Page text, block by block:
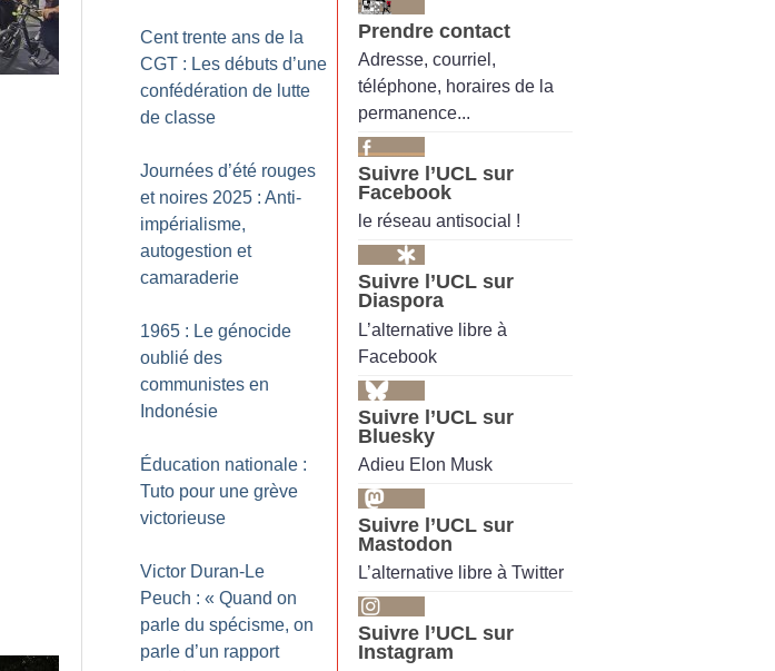
Cent trente ans de la
CGT : Les débuts d’une
confédération de lutte
de classe
Journées d’été rouges
et noires 2025 : Anti-
impérialisme,
autogestion et
camaraderie
1965 : Le génocide
oublié des
communistes en
Indonésie
Éducation nationale :
Tuto pour une grève
victorieuse
Victor Duran-Le
Peuch : « Quand on
parle du spécisme, on
parle d’un rapport
Prendre contact
Adresse, courriel,
téléphone, horaires de la
permanence...
Suivre l’UCL sur
Facebook
le réseau antisocial !
Suivre l’UCL sur
Diaspora
L’alternative libre à
Facebook
Suivre l’UCL sur
Bluesky
Adieu Elon Musk
Suivre l’UCL sur
Mastodon
L’alternative libre à Twitter
Suivre l’UCL sur
Instagram